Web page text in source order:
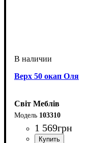
Верх 50 окап Оля
Світ Меблів
103310
1 569грн